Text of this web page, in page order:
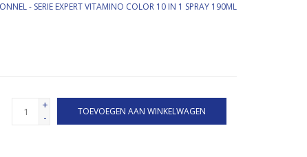
- SERIE EXPERT VITAMINO COLOR 10 IN 1 SPRAY 190ML
+
-
TOEVOEGEN AAN WINKELWAGEN